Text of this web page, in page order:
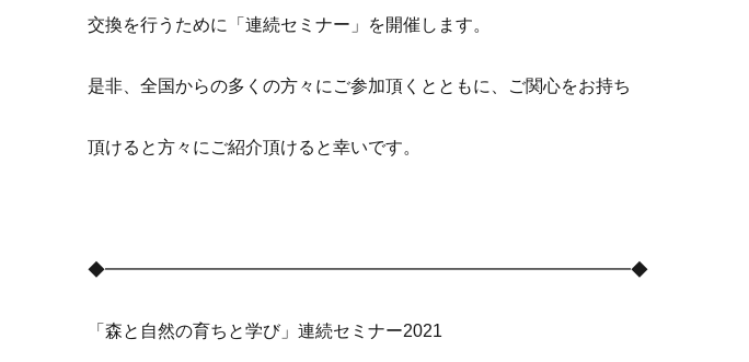
交換を行うために「連続セミナー」を開催します。
是非、全国からの多くの方々にご参加頂くとともに、ご関心をお持ち
頂けると方々にご紹介頂けると幸いです。
◆━━━━━━━━━━━━━━━━━━━━━━━━━━━━━━◆
「森と自然の育ちと学び」連続セミナー2021